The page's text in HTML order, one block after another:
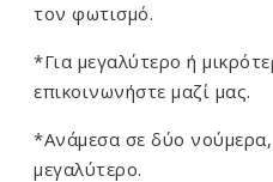
τον φωτισμό.
*Για μεγαλύτερο ή
επικοινωνήστε μαζί μας.
*Ανάμεσα σε δύο
μεγαλύτερο.